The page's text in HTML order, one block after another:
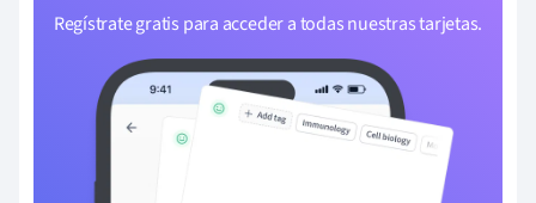
Regístrate gratis para acceder a todas nuestras tarjetas.